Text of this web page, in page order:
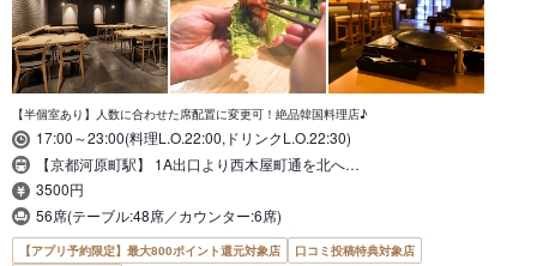
【半個室あり】人数に合わせた席配置に変更可！絶品韓国料理店♪
17:00～23:00(料理L.O.22:00,ドリンクL.O.22:30)
【京都河原町駅】 1A出口より西木屋町通を北へ…
3500円
56席(テーブル:48席／カウンター:6席)
【アプリ予約限定】最大800ポイント還元対象店
口コミ投稿特典対象店